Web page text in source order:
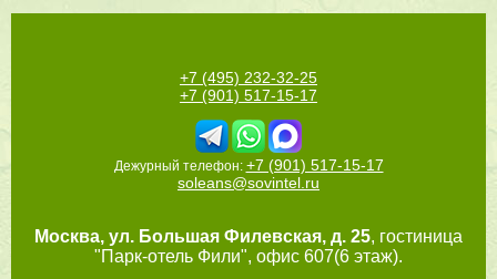
+7 (495) 232-32-25
+7 (901) 517-15-17
Дежурный телефон: +7 (901) 517-15-17
soleans@sovintel.ru
Москва, ул. Большая Филевская, д. 25, гостиница
"Парк-отель Фили", офис 607(6 этаж).